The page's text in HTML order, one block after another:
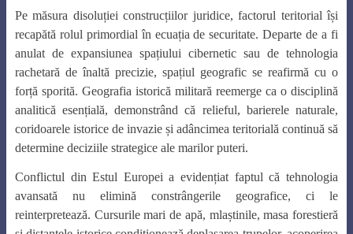
Pe măsura disoluției construcțiilor juridice, factorul teritorial își
recapătă rolul primordial în ecuația de securitate. Departe de a fi
anulat de expansiunea spațiului cibernetic sau de tehnologia
rachetară de înaltă precizie, spațiul geografic se reafirmă cu o
forță sporită. Geografia istorică militară reemerge ca o disciplină
analitică esențială, demonstrând că relieful, barierele naturale,
coridoarele istorice de invazie și adâncimea teritorială continuă să
determine deciziile strategice ale marilor puteri.
Conflictul din Estul Europei a evidențiat faptul că tehnologia
avansată nu elimină constrângerile geografice, ci le
reinterpretează. Cursurile mari de apă, mlaștinile, masa forestieră